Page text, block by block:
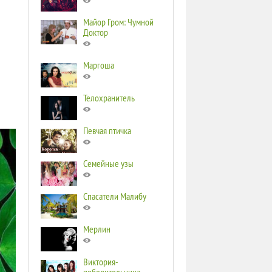
Майор Гром: Чумной
Доктор
Маргоша
Телохранитель
Певчая птичка
Семейные узы
Спасатели Малибу
Мерлин
Виктория-